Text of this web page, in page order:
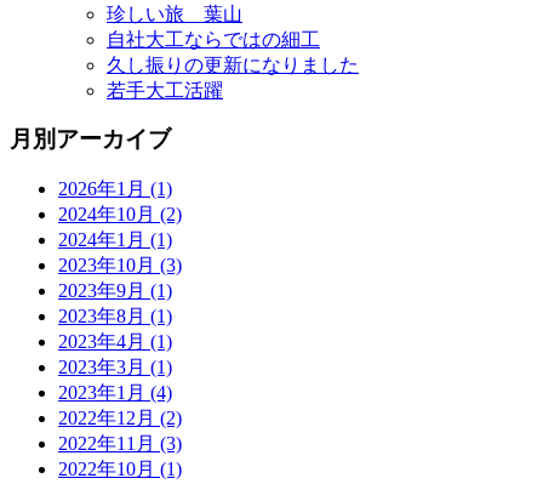
珍しい旅 葉山
自社大工ならではの細工
久し振りの更新になりました
若手大工活躍
月別アーカイブ
2026年1月 (1)
2024年10月 (2)
2024年1月 (1)
2023年10月 (3)
2023年9月 (1)
2023年8月 (1)
2023年4月 (1)
2023年3月 (1)
2023年1月 (4)
2022年12月 (2)
2022年11月 (3)
2022年10月 (1)